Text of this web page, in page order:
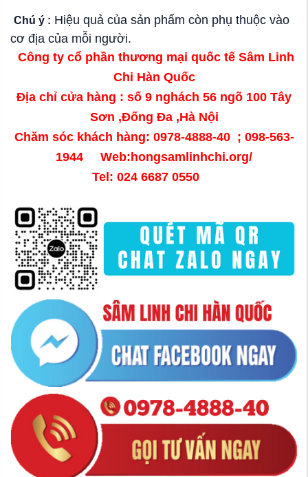
Chú ý : Hiệu quả của sản phẩm còn phụ thuộc vào
cơ địa của mỗi người.
Công ty cổ phần thương mại quốc tế Sâm Linh
Chi Hàn Quốc
Địa chỉ cửa hàng : số 9 nghách 56 ngõ 100 Tây
Sơn ,Đống Đa ,Hà Nội
Chăm sóc khách hàng: 0978-4888-40 ; 098-563-
1944 Web:hongsamlinhchi.org/
Tel: 024 6687 0550